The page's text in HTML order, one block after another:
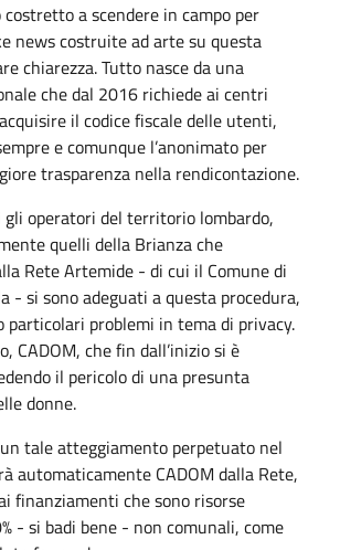
a scendere in campo per
news costruite ad arte su questa
chiarezza. Tutto nasce da una
che dal 2016 richiede ai centri
il codice fiscale delle utenti,
e comunque l’anonimato per
trasparenza nella rendicontazione.
operatori del territorio lombardo,
quelli della Brianza che
Rete Artemide - di cui il Comune di
- si sono adeguati a questa procedura,
particolari problemi in tema di privacy.
CADOM, che fin dall’inizio si è
il pericolo di una presunta
donne.
tale atteggiamento perpetuato nel
automaticamente CADOM dalla Rete,
finanziamenti che sono risorse
- si badi bene - non comunali, come